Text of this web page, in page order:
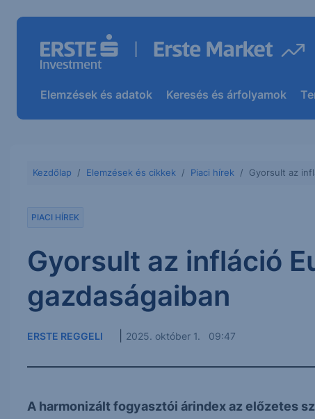
Elemzések és adatok Keresés és árfolyamok
Kezdőlap Elemzések és cikkek Piaci hírek Gyorsult az
PIACI HÍREK
Gyorsult az infláció
gazdaságaiban
ERSTE REGGELI 2025. október 1. 09:47
A harmonizált fogyasztói árindex az előzetes